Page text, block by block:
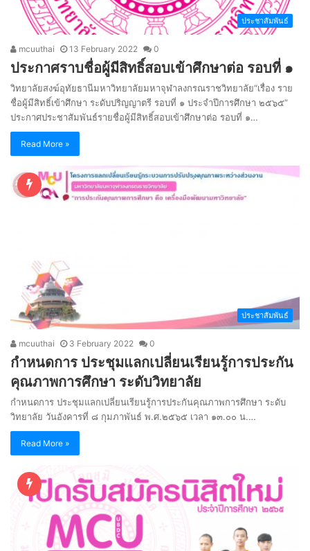
ประชาสัมพันธ์
mcuuthai 13 February 2022 0
ประกาศราบชื่อผู้มีสิทธิ์สอบเข้าศึกษาต่อ รอบที่ ๑
วิทยาลัยสงฆ์อุทัยธานีมหาวิทยาลัยมหาจุฬาลงกรณราชวิทยาลัย“เรื่อง ราย
ชื่อผู้มีสิทธิ์เข้าศึกษา ระดับปริญญาตรี รอบที่ ๑ ประจำปีการศึกษา ๒๕๖๕”
ประกาศประชาสัมพันธ์รายชื่อผู้มีสิทธิ์สอบเข้าศึกษาต่อ รอบที่ ๑…
Read More »
ประชาสัมพันธ์
mcuuthai 3 February 2022 0
กำหนดการ ประชุมแลกเปลี่ยนเรียนรู้การประกัน
คุณภาพการศึกษา ระดับวิทยาลัย
กำหนดการ ประชุมแลกเปลี่ยนเรียนรู้การประกันคุณภาพการศึกษา ระดับ
วิทยาลัย วันอังคารที่ ๘ กุมภาพันธ์ พ.ศ.๒๕๖๕ เวลา ๑๓.๐๐ น.…
Read More »